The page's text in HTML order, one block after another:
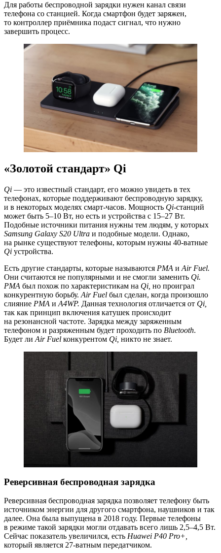
Для работы беспроводной зарядки нужен канал связи
телефона со станцией. Когда смартфон будет заряжен,
то контроллер приёмника подаст сигнал, что нужно
завершить процесс.
«Золотой стандарт» Qi
Qi — это известный стандарт, его можно увидеть в тех
телефонах, которые поддерживают беспроводную зарядку,
и в некоторых моделях смарт-часов. Мощность Qi-станций
может быть 5–10 Вт, но есть и устройства с 15–27 Вт.
Подобные источники питания нужны тем людям, у которых
Samsung Galaxy S20 Ultra и подобные модели. Однако,
на рынке существуют телефоны, которым нужны 40-ватные
Qi устройства.
Есть другие стандарты, которые называются PMA и Air Fuel.
Они считаются не популярными и не смогли заменить Qi.
PMA был похож по характеристикам на Qi, но проиграл
конкурентную борьбу. Air Fuel был сделан, когда произошло
слияние PMA и A4WP. Данная технология отличается от Qi,
так как принцип включения катушек происходит
на резонансной частоте. Зарядка между заряженным
телефоном и разряженным будет проходить по Bluetooth.
Будет ли Air Fuel конкурентом Qi, никто не знает.
Реверсивная беспроводная зарядка
Реверсивная беспроводная зарядка позволяет телефону быть
источником энергии для другого смартфона, наушников и так
далее. Она была выпущена в 2018 году. Первые телефоны
в режиме такой зарядки могли отдавать всего лишь 2,5–4,5 Вт.
Сейчас показатель увеличился, есть Huawei P40 Pro+,
который является 27-ватным передатчиком.